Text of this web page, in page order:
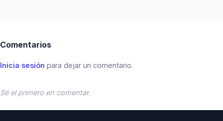
Comentarios
Inicia sesión para dejar un comentario.
Sé el primero en comentar.